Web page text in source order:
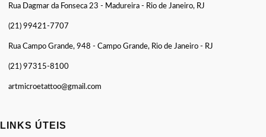
Rua Dagmar da Fonseca 23 - Madureira - Rio de Janeiro, RJ
(21) 99421-7707
Rua Campo Grande, 948 - Campo Grande, Rio de Janeiro - RJ
(21) 97315-8100
artmicroetattoo@gmail.com
LINKS ÚTEIS